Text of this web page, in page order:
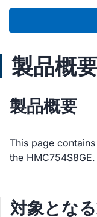
製品概
製品概要
This page
the HMC754S8GE.
対象とな